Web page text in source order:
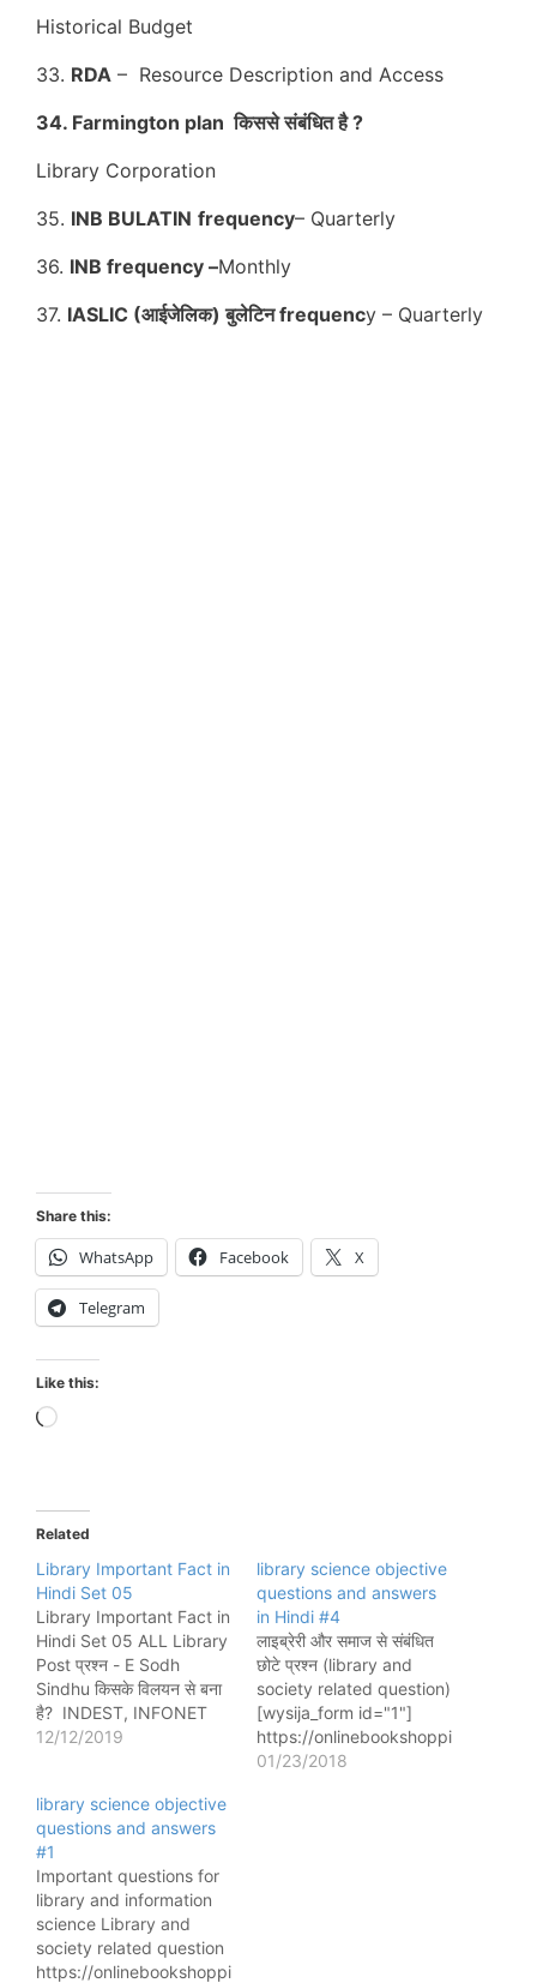
Historical Budget
33. RDA – Resource Description and Access
34. Farmington plan किससे संबंधित है ?
Library Corporation
35. INB BULATIN frequency– Quarterly
36. INB frequency –Monthly
37. IASLIC (आईजेलिक) बुलेटिन frequency – Quarterly
Share this:
WhatsApp Facebook X
Telegram
Like this:
Loading…
Related
Library Important Fact in
Hindi Set 05
Library Important Fact in
Hindi Set 05 ALL Library
Post प्रश्न - E Sodh
Sindhu किसके विलयन से बना
है? INDEST, INFONET
and N-lIST प्रश्न -
Application UNIX संचालन
प्रणाली की परतें हैं प्रश्न - डॉ
एस आर रंगनाथन के…
12/12/2019
library science objective
questions and answers
in Hindi #4
लाइब्रेरी और समाज से संबंधित
छोटे प्रश्न (library and
society related question)
[wysija_form id="1"]
https://onlinebookshoppi
ng.in/product/youth-
01/23/2018
library science objective
questions and answers
#1
Important questions for
library and information
science Library and
society related question
https://onlinebookshoppi